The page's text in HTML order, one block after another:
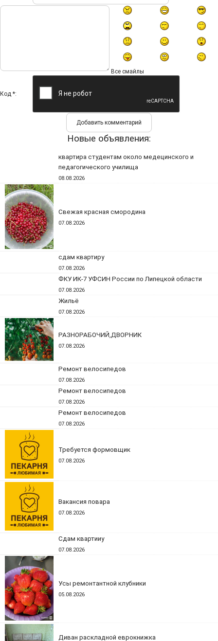
Все смайлы
Код *:
Новые объявления:
квартира студентам около медецинского и
педагогического училища
08.08.2026
Свежая красная смородина
07.08.2026
сдам квартиру
07.08.2026
ФКУ ИК-7 УФСИН России по Липецкой области
07.08.2026
Жильё
07.08.2026
РАЗНОРАБОЧИЙ,ДВОРНИК
07.08.2026
Ремонт велосипедов
07.08.2026
Ремонт велосипедов
07.08.2026
Ремонт велосипедов
07.08.2026
Требуется формовщик
07.08.2026
Вакансия повара
07.08.2026
Сдам квартииу
07.08.2026
Усы ремонтантной клубники
05.08.2026
Диван раскладной еврокнижка